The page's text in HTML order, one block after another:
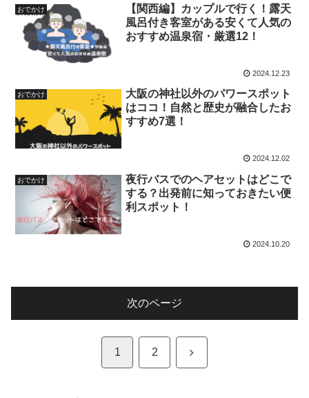
おでかけ
【関西編】カップルで行く！露天
風呂付き客室がある安くて人気の
おすすめ温泉宿・厳選12！
2024.12.23
おでかけ
大阪の神社以外のパワースポット
はココ！自然と歴史が融合したお
すすめ7選！
2024.12.02
おでかけ
夜行バスでのヘアセットはどこで
する？出発前に知っておきたい便
利スポット！
2024.10.20
次のページ
1 2 次